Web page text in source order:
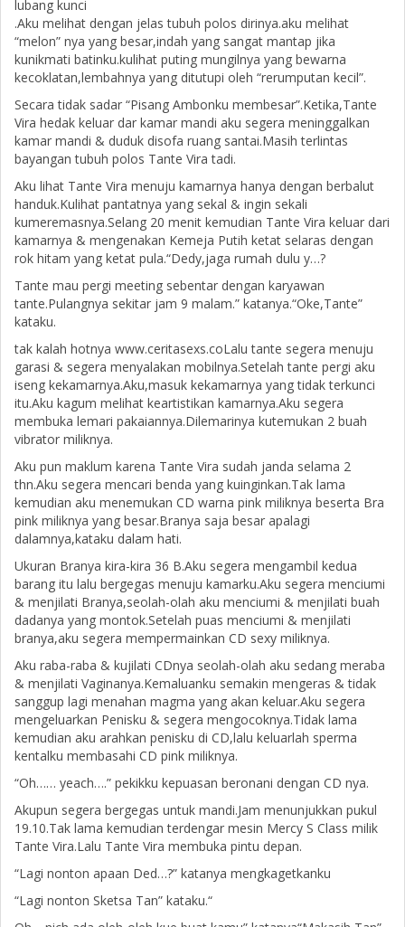
lubang kunci
.Aku melihat dengan jelas tubuh polos dirinya.aku melihat
“melon” nya yang besar,indah yang sangat mantap jika
kunikmati batinku.kulihat puting mungilnya yang bewarna
kecoklatan,lembahnya yang ditutupi oleh “rerumputan kecil”.
Secara tidak sadar “Pisang Ambonku membesar”.Ketika,Tante
Vira hedak keluar dar kamar mandi aku segera meninggalkan
kamar mandi & duduk disofa ruang santai.Masih terlintas
bayangan tubuh polos Tante Vira tadi.
Aku lihat Tante Vira menuju kamarnya hanya dengan berbalut
handuk.Kulihat pantatnya yang sekal & ingin sekali
kumeremasnya.Selang 20 menit kemudian Tante Vira keluar dari
kamarnya & mengenakan Kemeja Putih ketat selaras dengan
rok hitam yang ketat pula.“Dedy,jaga rumah dulu y…?
Tante mau pergi meeting sebentar dengan karyawan
tante.Pulangnya sekitar jam 9 malam.” katanya.“Oke,Tante”
kataku.
tak kalah hotnya www.ceritasexs.coLalu tante segera menuju
garasi & segera menyalakan mobilnya.Setelah tante pergi aku
iseng kekamarnya.Aku,masuk kekamarnya yang tidak terkunci
itu.Aku kagum melihat keartistikan kamarnya.Aku segera
membuka lemari pakaiannya.Dilemarinya kutemukan 2 buah
vibrator miliknya.
Aku pun maklum karena Tante Vira sudah janda selama 2
thn.Aku segera mencari benda yang kuinginkan.Tak lama
kemudian aku menemukan CD warna pink miliknya beserta Bra
pink miliknya yang besar.Branya saja besar apalagi
dalamnya,kataku dalam hati.
Ukuran Branya kira-kira 36 B.Aku segera mengambil kedua
barang itu lalu bergegas menuju kamarku.Aku segera menciumi
& menjilati Branya,seolah-olah aku menciumi & menjilati buah
dadanya yang montok.Setelah puas menciumi & menjilati
branya,aku segera mempermainkan CD sexy miliknya.
Aku raba-raba & kujilati CDnya seolah-olah aku sedang meraba
& menjilati Vaginanya.Kemaluanku semakin mengeras & tidak
sanggup lagi menahan magma yang akan keluar.Aku segera
mengeluarkan Penisku & segera mengocoknya.Tidak lama
kemudian aku arahkan penisku di CD,lalu keluarlah sperma
kentalku membasahi CD pink miliknya.
“Oh…… yeach….” pekikku kepuasan beronani dengan CD nya.
Akupun segera bergegas untuk mandi.Jam menunjukkan pukul
19.10.Tak lama kemudian terdengar mesin Mercy S Class milik
Tante Vira.Lalu Tante Vira membuka pintu depan.
“Lagi nonton apaan Ded…?” katanya mengkagetkanku
“Lagi nonton Sketsa Tan” kataku.“